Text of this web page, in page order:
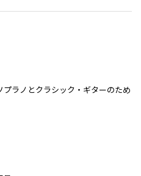
ラノとクラシック・ギターのため